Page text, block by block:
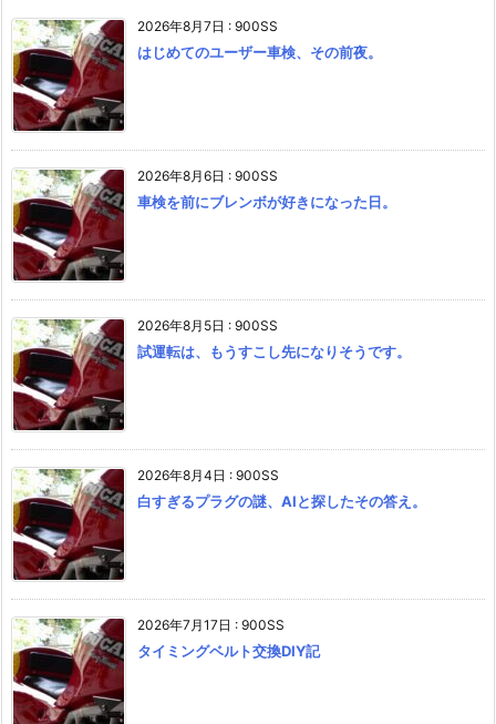
2026年8月7日 : 900SS
はじめてのユーザー車検、その前夜。
2026年8月6日 : 900SS
車検を前にブレンボが好きになった日。
2026年8月5日 : 900SS
試運転は、もうすこし先になりそうです。
2026年8月4日 : 900SS
白すぎるプラグの謎、AIと探したその答え。
2026年7月17日 : 900SS
タイミングベルト交換DIY記